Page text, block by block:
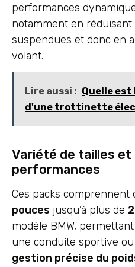
performances
notamment en réduisant
suspendues et donc en
volant.
Lire aussi : Quelle est
d'une trottinette
Variété de tailles
performances
Ces packs comprennent
pouces jusqu’à plus de
modèle BMW,
une conduite sportive
gestion précise du